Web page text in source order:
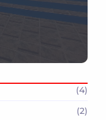
(4)
(2)